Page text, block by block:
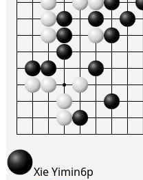
Xie Yimin6p